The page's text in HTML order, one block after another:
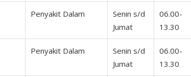
Penyakit Dalam
Senin s/d
Jumat
06.00-
13.30
Penyakit Dalam
Senin s/d
Jumat
06.00-
13.30